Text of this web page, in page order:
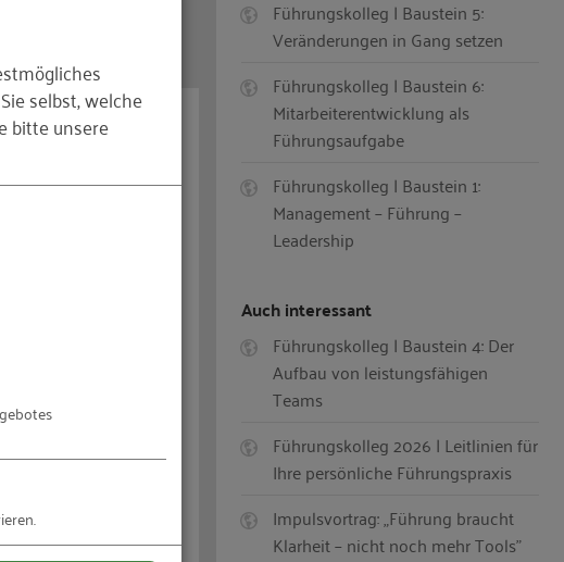
Einstieg in
ohne großes
Auftrag zum
Führungskolleg | Baustein 5:
Veränderungen in Gang setzen
Führungskolleg | Baustein 6:
Mitarbeiterentwicklung als
Führungsaufgabe
Führungskolleg | Baustein 1:
Management – Führung –
Leadership
Auch interessant
Führungskolleg | Baustein 4: Der
Aufbau von leistungsfähigen
Teams
Führungskolleg 2026 | Leitlinien für
Ihre persönliche Führungspraxis
Impulsvortrag: „Führung braucht
Klarheit – nicht noch mehr Tools"
selbst, welche
bitte unsere